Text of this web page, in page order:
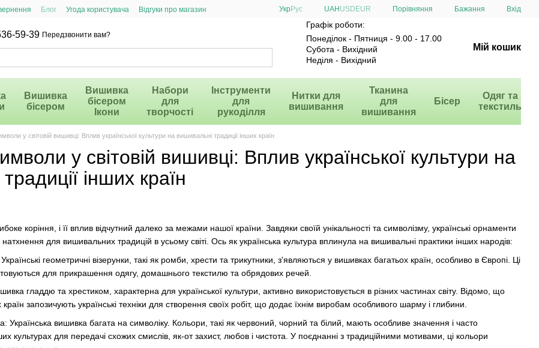
Блог Угода користувача
Відгуки про магазин
УкрРус UAH USD EUR Порівняння Бажання Вхід
59-39 Передзвонити вам?
Графік роботи:
Понеділок - Пятниця - 9.00 - 17.00
Субота - Вихідний
Неділя - Вихідний
Мій кошик
Вишивка
бісером
Вишивка
бісером
Ікони
Набори
для
творчості
Інструменти
для
рукоділля
Нитки для
вишивання
Тканина
для
вишивання
Бісер
Одяг та
текстиль
у світовій вишивці: Вплив української культури на вишивальні традиції інших країн
у світовій вишивці: Вплив української культури на
інших країн
коріння, і її вплив відчутний далеко за межами нашої країни. Завдяки своїй унікальності та символізму, українські орнаменти
для вишивальних традицій в усьому світі. Ось як українська культура вплинула на вишивальні практики інших народів:
геометричні візерунки, такі як ромби, хрести та трикутники, з'являються у вишивках багатьох країн, особливо в Європі. Ці
для прикрашення одягу, домашнього текстилю та обрядових речей.
гладдю та хрестиком, характерна для української культури, активно використовується в різних частинах світу. Відомо, що
країн запозичують українські техніки для створення своїх робіт, що додає їхнім виробам особливого шарму і глибини.
Українська вишивка багата на символіку. Кольори, такі як червоний, чорний та білий, мають особливе значення і часто
культурах для передачі схожих смислів, як-от захист, любов і чистота. У поєднанні з традиційними мотивами, ці кольори